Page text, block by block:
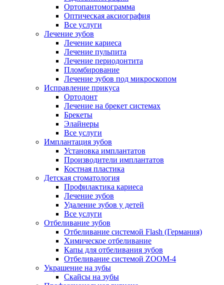
Ортопантомограмма
Оптическая аксиография
Все услуги
Лечение зубов
Лечение кариеса
Лечение пульпита
Лечение периодонтита
Пломбирование
Лечение зубов под микроскопом
Исправление прикуса
Ортодонт
Лечение на брекет системах
Брекеты
Элайнеры
Все услуги
Имплантация зубов
Установка имплантатов
Производители имплантатов
Костная пластика
Детская стоматология
Профилактика кариеса
Лечение зубов
Удаление зубов у детей
Все услуги
Отбеливание зубов
Отбеливание системой Flash (Германия)
Химическое отбеливание
Капы для отбеливания зубов
Отбеливание системой ZOOM-4
Украшение на зубы
Скайсы на зубы